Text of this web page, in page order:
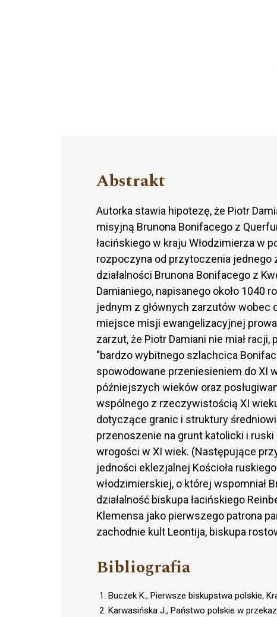
Abstrakt
Autorka stawia hipotezę, że Piotr
misyjną Brunona Bonifacego z
łacińskiego w kraju Włodzimierza w
rozpoczyna od przytoczenia jednego
działalności Brunona Bonifacego z
Damianiego, napisanego około 1040
jednym z głównych zarzutów wobec
miejsce misji ewangelizacyjnej
zarzut, że Piotr Damiani nie miał
"bardzo wybitnego szlachcica
spowodowane przeniesieniem do XI
późniejszych wieków oraz
wspólnego z rzeczywistością XI
dotyczące granic i struktury
przenoszenie na grunt katolicki i
wrogości w XI wiek. (Następujące
jedności eklezjalnej Kościoła
włodzimierskiej, o której wspomniał
działalność biskupa łacińskiego
Klemensa jako pierwszego patrona
zachodnie kult Leontija, biskupa
Bibliografia
Buczek K., Pierwsze biskupstwa polskie,
Karwasińska J., Państwo polskie w